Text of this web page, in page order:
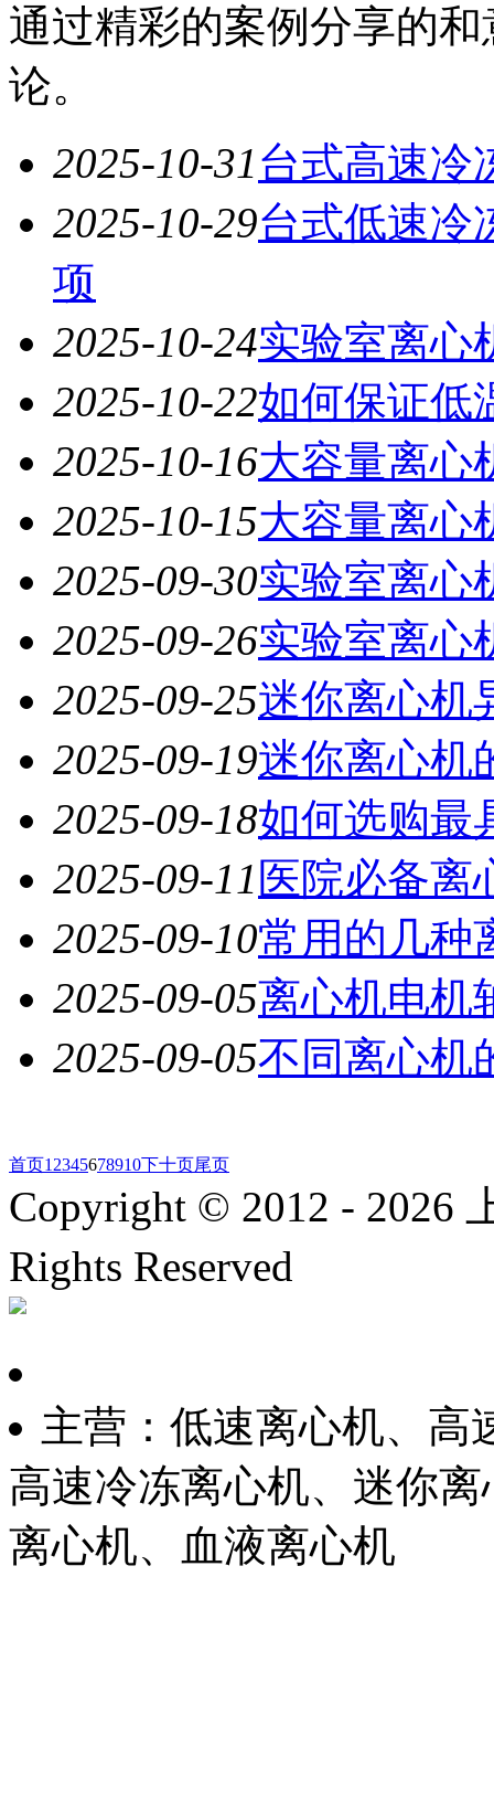
通过精彩的案例分享的
论。
2025-10-31台式高速冷
2025-10-29台式低速冷
项
2025-10-24实验室离心
2025-10-22如何保证低
2025-10-16大容量离心
2025-10-15大容量离心
2025-09-30实验室离心
2025-09-26实验室离心
2025-09-25迷你离心机
2025-09-19迷你离心机
2025-09-18如何选购最
2025-09-11 医院必备离
2025-09-10常用的几种
2025-09-05离心机电机
2025-09-05不同离心机
首页1 2345678910下十页尾页
Copyright © 2012 - 2026
Rights Reserved
主营：低速离心机、高
高速冷冻离心机、迷你
离心机、血液离心机